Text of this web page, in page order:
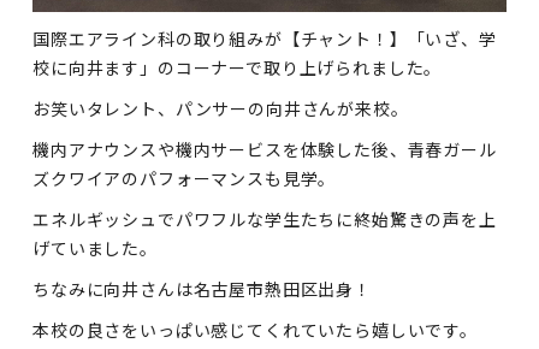
国際エアライン科の取り組みが【チャント！】「いざ、学
校に向井ます」のコーナーで取り上げられました。
お笑いタレント、パンサーの向井さんが来校。
機内アナウンスや機内サービスを体験した後、青春ガール
ズクワイアのパフォーマンスも見学。
エネルギッシュでパワフルな学生たちに終始驚きの声を上
げていました。
ちなみに向井さんは名古屋市熱田区出身！
本校の良さをいっぱい感じてくれていたら嬉しいです。